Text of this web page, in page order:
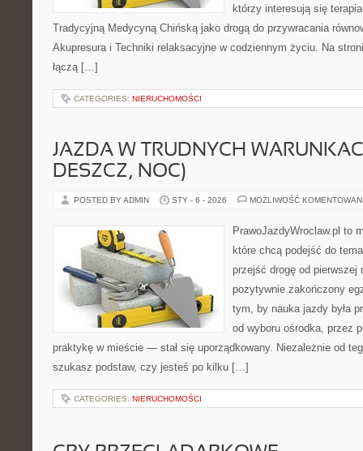
którzy interesują się
Tradycyjną Medycyną Chińską jako drogą do przywracania
Akupresura i Techniki relaksacyjne w codziennym życiu. Na
łączą […]
CATEGORIES: NIERUCHOMOŚCI
JAZDA W TRUDNYCH
DESZCZ, NOC)
POSTED BY ADMIN STY - 6 - 2026 MOŻLIWOŚĆ
PrawoJazdyWroclaw.pl to
które chcą podejść do
przejść drogę od pierwszej
pozytywnie zakończony
tym, by nauka jazdy była
od wyboru ośrodka, przez
praktykę w mieście — stał się uporządkowany. Niezależnie od
szukasz podstaw, czy jesteś po kilku […]
CATEGORIES: NIERUCHOMOŚCI